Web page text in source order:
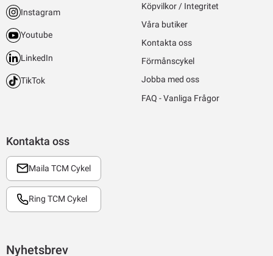
Kontakta oss
Maila TCM Cykel
Ring TCM Cykel
Instagram
Youtube
LinkedIn
TikTok
Köpvilkor / Integritet
Våra butiker
Kontakta oss
Förmånscykel
Jobba med oss
FAQ - Vanliga Frågor
Nyhetsbrev